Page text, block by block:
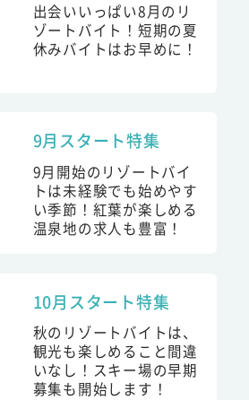
出会いいっぱい8月のリ
ゾートバイト！短期の夏
休みバイトはお早めに！
9月スタート特集
9月開始のリゾートバイ
トは未経験でも始めやす
い季節！紅葉が楽しめる
温泉地の求人も豊富！
10月スタート特集
秋のリゾートバイトは、
観光も楽しめること間違
いなし！スキー場の早期
募集も開始します！